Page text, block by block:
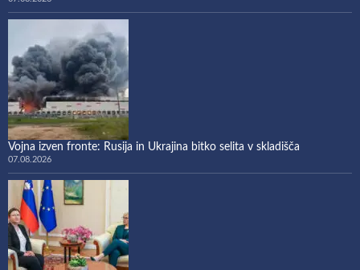
Vojna izven fronte: Rusija in Ukrajina bitko selita v skladišča
07.08.2026